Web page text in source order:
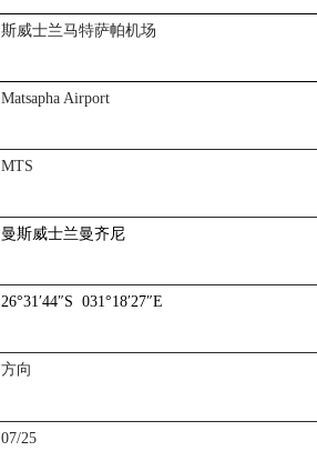
斯威士兰马特萨帕机场
Matsapha Airport
MTS
曼斯威士兰曼齐尼
26°31′44″S 031°18′27″E
方向
07/25